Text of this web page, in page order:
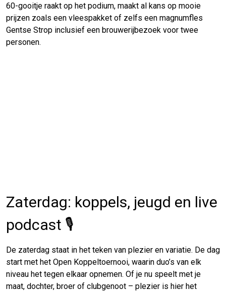
60-gooitje raakt op het podium, maakt al kans op mooie
prijzen zoals een vleespakket of zelfs een magnumfles
Gentse Strop inclusief een brouwerijbezoek voor twee
personen.
Zaterdag: koppels, jeugd en live
podcast 🎙️
De zaterdag staat in het teken van plezier en variatie. De dag
start met het Open Koppeltoernooi, waarin duo’s van elk
niveau het tegen elkaar opnemen. Of je nu speelt met je
maat, dochter, broer of clubgenoot – plezier is hier het